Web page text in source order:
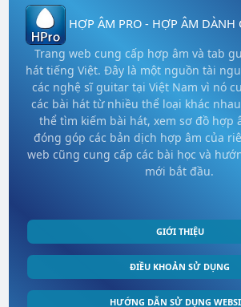
HỢP ÂM PRO - HỢP ÂM DÀNH
Trang web cung cấp hợp âm và tab
hát tiếng Việt. Đây là một nguồn tài
các nghệ sĩ guitar tại Việt Nam vì nó
các bài hát từ nhiều thể loại khác
thể tìm kiếm bài hát, xem sơ đồ hợp
đóng góp các bản dịch hợp âm của
web cũng cung cấp các bài học và
mới bắt đầu.
GIỚI THIỆU
ĐIỀU KHOẢN SỬ DỤNG
HƯỚNG DẪN SỬ DỤNG